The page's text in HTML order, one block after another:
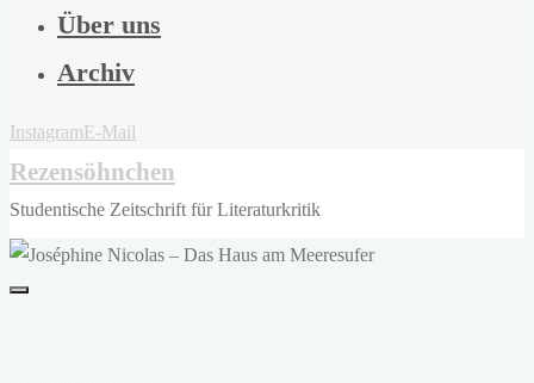
Über uns
Archiv
InstagramE-Mail
Rezensöhnchen
Studentische Zeitschrift für Literaturkritik